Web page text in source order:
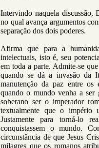
Intervindo naquela
no qual avança argumentos
separação dos dois poderes.
Afirma que para a
intelectuais, isto é, seu
em toda a parte. Admite-se
quando se dá a invasão da
manutenção da paz entre os
quando o mundo venha a ser
soberano ser o imperador
textualmente que o império
Justamente para torná-lo
conquistassem o mundo.
circunstância de que Jesus
milagres que os romanos